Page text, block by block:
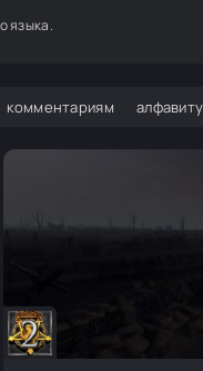
языка.
комментариям алфавиту